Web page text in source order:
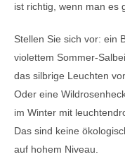
ist richtig, wenn man es
Stellen Sie sich vor: ein
violettem Sommer-
das silbrige Leuchten
Oder eine
im Winter mit
Das sind keine
auf hohem Niveau.